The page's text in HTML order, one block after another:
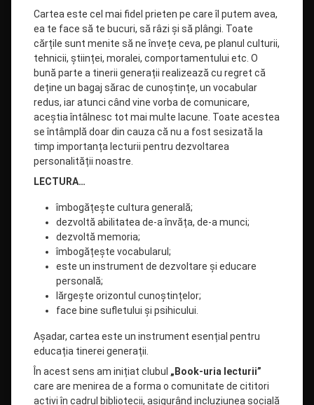
Cartea este cel mai fidel prieten pe care îl putem avea,
ea te face să te bucuri, să râzi și să plângi. Toate
cărțile sunt menite să ne învețe ceva, pe planul culturii,
tehnicii, științei, moralei, comportamentului etc. O
bună parte a tinerii generații realizează cu regret că
deține un bagaj sărac de cunoștințe, un vocabular
redus, iar atunci când vine vorba de comunicare,
aceștia întâlnesc tot mai multe lacune. Toate acestea
se întâmplă doar din cauza că nu a fost sesizată la
timp importanța lecturii pentru dezvoltarea
personalității noastre.
LECTURA…
îmbogățește cultura generală;
dezvoltă abilitatea de-a învăța, de-a munci;
dezvoltă memoria;
îmbogățește vocabularul;
este un instrument de dezvoltare și educare
personală;
lărgește orizontul cunoștințelor;
face bine sufletului și psihicului.
Așadar, cartea este un instrument esențial pentru
educația tinerei generații.
În acest sens am inițiat clubul „Book-uria lecturii”
care are menirea de a forma o comunitate de cititori
activi în cadrul bibliotecii, asigurând incluziunea socială